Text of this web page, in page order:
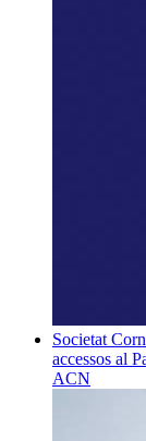
Societat
accessos al
ACN